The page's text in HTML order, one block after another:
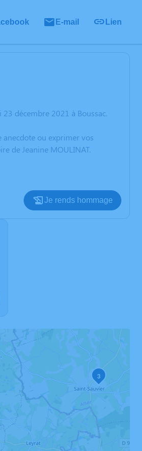
E-mail Lien
décembre 2021 à Boussac.
anecdote ou exprimer vos
de Jeanine MOULINAT.
Je rends hommage
3